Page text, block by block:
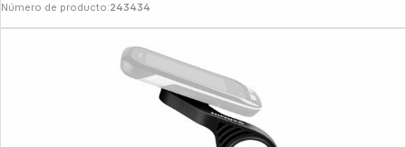
Número de producto:243434
Copyright © 2000 - 2026 DIFOX. All rights reserved.